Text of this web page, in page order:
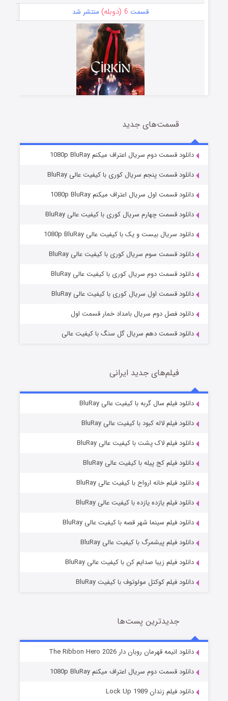
قسمت 6 (دوبله) منتشر شد
سریال زشت
قسمت5 (زیرنویس) منتشر شد
وستی ها
قسمت1 (زیرنویس) منتشر شد
قسمت6 (زیرنویس) منتشر شد
شوهر
قسمت‌های جدید
دانلود قسمت دوم سریال اعتراف میکنم 1080p BluRay
دانلود قسمت پنجم سریال کوری با کیفیت عالی BluRay
دانلود قسمت اول سریال اعتراف میکنم 1080p BluRay
دانلود قسمت چهارم سریال کوری با کیفیت عالی BluRay
دانلود سریال بیست و یک با کیفیت عالی 1080p BluRay
دانلود قسمت سوم سریال کوری با کیفیت عالی BluRay
دانلود قسمت دوم سریال کوری با کیفیت عالی BluRay
دانلود قسمت اول سریال کوری با کیفیت عالی BluRay
دانلود فصل دوم سریال بامداد خمار قسمت اول
دانلود قسمت دهم سریال گل سنگ با کیفیت عالی
فیلم‌های جدید ایرانی
دانلود فیلم سال گربه با کیفیت عالی BluRay
دانلود فیلم لاله کبود با کیفیت عالی BluRay
دانلود فیلم لاک پشت با کیفیت عالی BluRay
دانلود فیلم کج‌ پیله با کیفیت عالی BluRay
دانلود فیلم خانه ارواح با کیفیت عالی BluRay
دانلود فیلم یازده یازده با کیفیت عالی BluRay
دانلود فیلم سینما شهر قصه با کیفیت عالی BluRay
دانلود فیلم پیشمرگ با کیفیت عالی BluRay
دانلود فیلم زیبا صدایم کن با کیفیت عالی BluRay
دانلود فیلم کوکتل مولوتوف با کیفیت BluRay
جدیدترین پست‌ها
دانلود انیمه قهرمان روبان دار The Ribbon Hero 2026
دانلود قسمت دوم سریال اعتراف میکنم 1080p BluRay
دانلود فیلم زندان Lock Up 1989